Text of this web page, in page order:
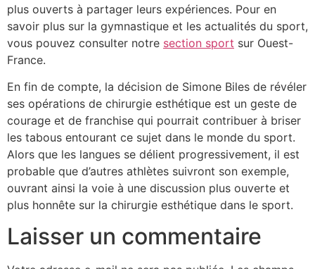
plus ouverts à partager leurs expériences. Pour en
savoir plus sur la gymnastique et les actualités du sport,
vous pouvez consulter notre section sport sur Ouest-
France.
En fin de compte, la décision de Simone Biles de révéler
ses opérations de chirurgie esthétique est un geste de
courage et de franchise qui pourrait contribuer à briser
les tabous entourant ce sujet dans le monde du sport.
Alors que les langues se délient progressivement, il est
probable que d’autres athlètes suivront son exemple,
ouvrant ainsi la voie à une discussion plus ouverte et
plus honnête sur la chirurgie esthétique dans le sport.
Laisser un commentaire